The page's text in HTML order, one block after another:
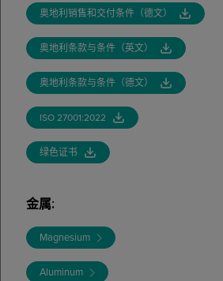
奥地利销售和交付条件（德文）
奥地利条款与条件（英文）
奥地利条款与条件（德文）
ISO 27001:2022
绿色证书
金属:
Magnesium
Aluminum